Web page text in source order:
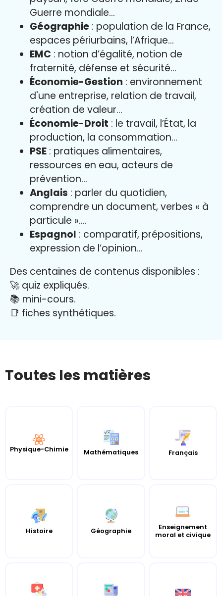
Guerre mondiale…
Géographie : population de la France,
espaces périurbains, l’Afrique…
EMC : notion d’égalité, notion de
fraternité, défense et sécurité…
Économie-Gestion : environnement
d'une entreprise, relation de travail,
création de valeur…
Économie-Droit : le travail, l’État, la
production, la consommation…
PSE : pratiques alimentaires,
ressources en eau, acteurs de
prévention…
Anglais : parler du quotidien,
comprendre un document, verbes « à
particule »….
Espagnol : comparatif, prépositions,
expression de l’opinion…
Des centaines de contenus disponibles :
🚀 quiz expliqués.
📚 mini-cours.
📑 fiches synthétiques.
Toutes les matières
Physique-Chimie Mathématiques Français
Histoire Géographie
Enseignement
moral et civique